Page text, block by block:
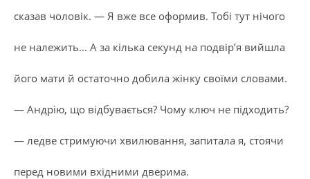
сказав чоловік. — Я вже все оформив. Тобі тут нічого
не належить… А за кілька секунд на подвір’я вийшла
його мати й остаточно добила жінку своїми словами.
— Андрію, що відбувається? Чому ключ не підходить?
— ледве стримуючи хвилювання, запитала я, стоячи
перед новими вхідними дверима.